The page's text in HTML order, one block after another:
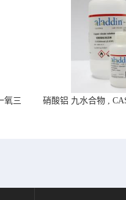
氧三
硝酸铝 九水合物 ,